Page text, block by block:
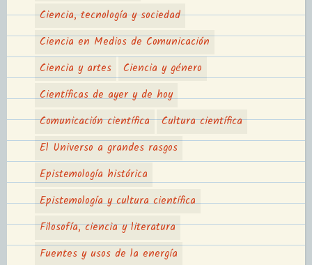
Ciencia, tecnología y sociedad
Ciencia en Medios de Comunicación
Ciencia y artes
Ciencia y género
Científicas de ayer y de hoy
Comunicación científica
Cultura científica
El Universo a grandes rasgos
Epistemología histórica
Epistemología y cultura científica
Filosofía, ciencia y literatura
Fuentes y usos de la energía